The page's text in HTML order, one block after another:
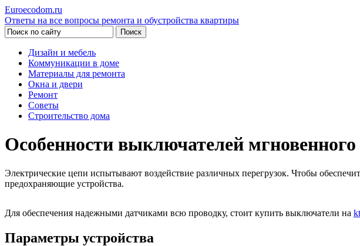
Euroecodom.ru
Ответы на все вопросы ремонта и обустройства квартиры
Дизайн и мебель
Коммуникации в доме
Материалы для ремонта
Окна и двери
Ремонт
Советы
Строительство дома
Особенности выключателей
Электрические цепи испытывают воздействие различных перегрузок. Чтобы
предохраняющие устройства.
Для обеспечения надежными датчиками всю проводку, стоит купить выключатели на
Параметры устройства